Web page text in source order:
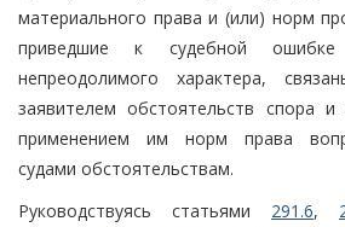
материального права и (или) норм
приведшие к судебной ошибке
непреодолимого характера,
заявителем обстоятельств спора
применением им норм права
судами обстоятельствам.
Руководствуясь статьями 291.6,